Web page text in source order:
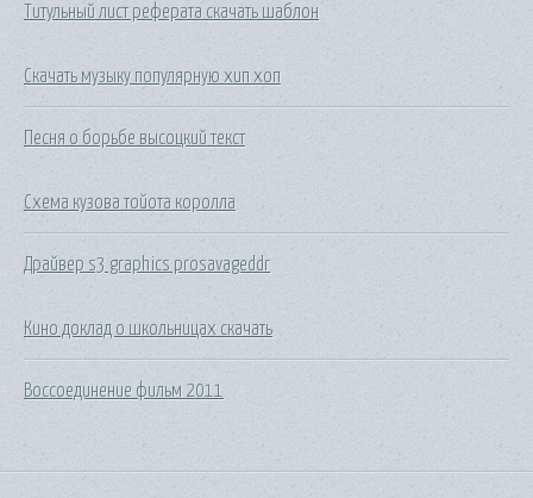
Титульный лист реферата скачать шаблон
Скачать музыку популярную хип хоп
Песня о борьбе высоцкий текст
Схема кузова тойота королла
Драйвер s3 graphics prosavageddr
Кино доклад о школьницах скачать
Воссоединение фильм 2011